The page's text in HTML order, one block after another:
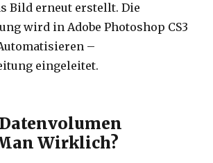
Bild erneut erstellt. Die
wird in Adobe Photoshop CS3
–
eingeleitet.
Wirklich?